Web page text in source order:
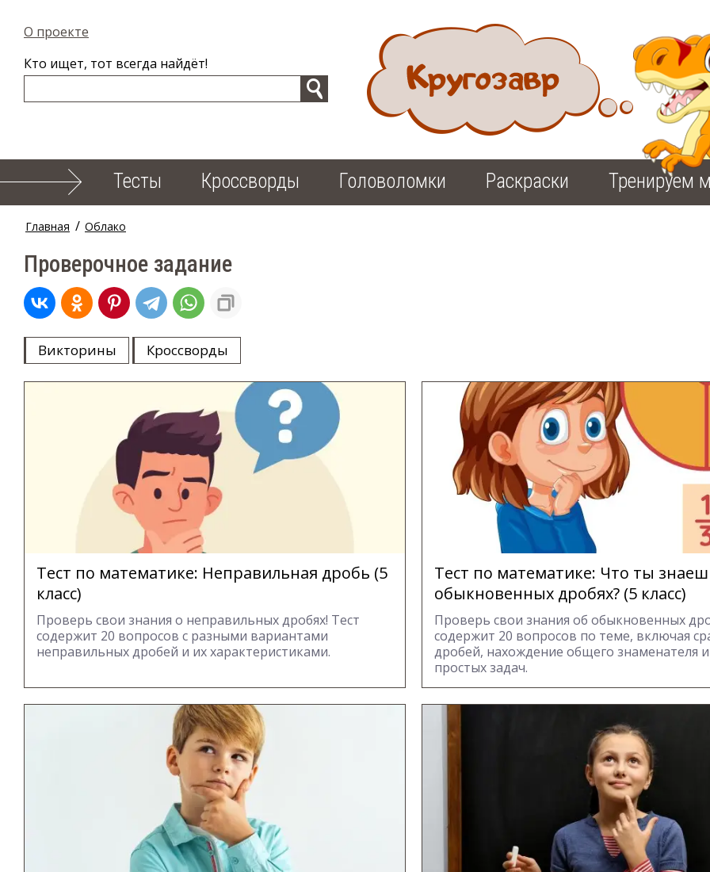
О проекте
Кто ищет, тот всегда найдёт!
Тесты Кроссворды Головоломки Раскраски Тренируем
Главная / Облако
Проверочное задание
Викторины Кроссворды
Тест по математике: Неправильная дробь (5
класс)
Проверь свои знания о неправильных дробях! Тест
содержит 20 вопросов с разными вариантами
неправильных дробей и их характеристиками.
Тест по математике: Что ты
обыкновенных дробях? (5 класс)
Проверь свои знания об обыкновенных
содержит 20 вопросов по теме, включая
дробей, нахождение общего знаменателя
простых задач.